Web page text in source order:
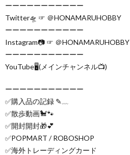
ーーーーーーーーーーー
Twitter🛸 ☞ ＠HONAMARUHOBBY
ーーーーーーーーーーー
Instagram📷 ☞ ＠HONAMARUHOBBY
ーーーーーーーーーーー
YouTube🖥(メインチャンネル📺)
ーーーーーーーーーーー
✅購入品の記録 ✎﹏
✅散歩動画🐩🐾
✅開封開封🎁💕
✅POPMART / ROBOSHOP
✅海外トレーディングカード